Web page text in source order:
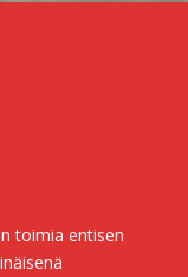
toimia entisen